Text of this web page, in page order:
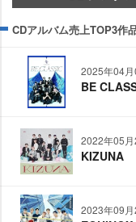
CDアルバム売上TOP3作
2025年04
BE
2022年05
KIZUNA
2023年09